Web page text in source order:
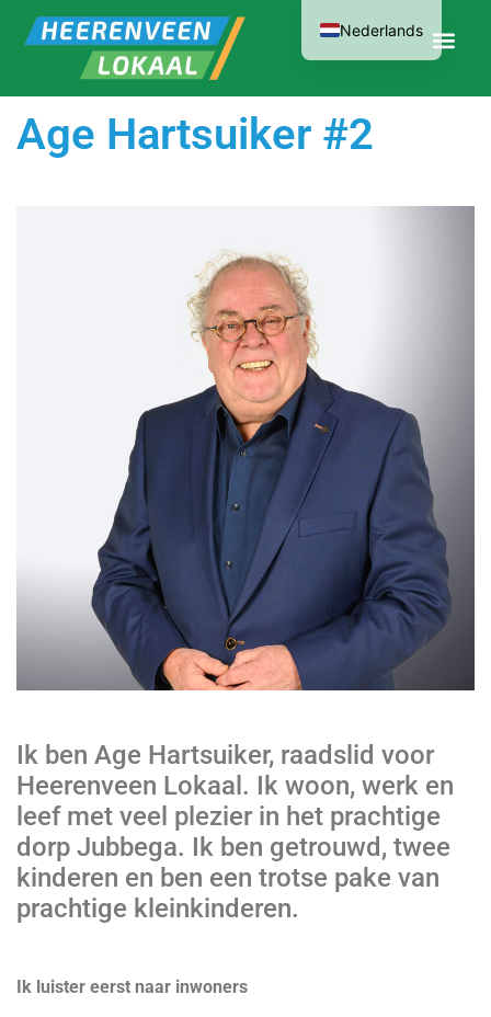
Age Hartsuiker #2
Ik ben Age Hartsuiker, raadslid voor
Heerenveen Lokaal. Ik woon, werk en
leef met veel plezier in het prachtige
dorp Jubbega. Ik ben getrouwd, twee
kinderen en ben een trotse pake van
prachtige kleinkinderen.
Ik luister eerst naar inwoners
Nederlands